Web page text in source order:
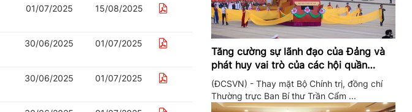
01/07/2025 15/08/2025
30/06/2025 01/07/2025
30/06/2025 01/07/2025
Tăng cường sự lãnh đạo của Đảng và
phát huy vai trò của các hội quần
chúng trong giai đoạn phát triển mới
(ĐCSVN) - Thay mặt Bộ Chính trị, đồng chí
Thường trực Ban Bí thư Trần Cẩm ...